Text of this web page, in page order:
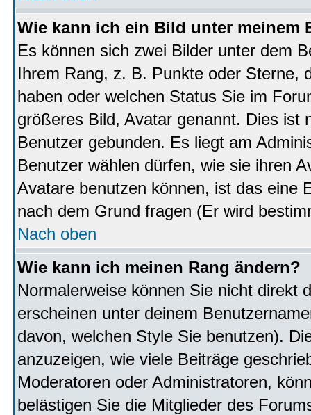
Wie kann ich ein Bild unter meinem
Es können sich zwei Bilder unter dem
Ihrem Rang, z. B. Punkte oder Sterne,
haben oder welchen Status Sie im
größeres Bild, Avatar genannt. Dies ist
Benutzer gebunden. Es liegt am
Benutzer wählen dürfen, wie sie ihren
Avatare benutzen können, ist das eine
nach dem Grund fragen (Er wird
Nach oben
Wie kann ich meinen Rang ändern?
Normalerweise können Sie nicht direkt
erscheinen unter deinem
davon, welchen Style Sie benutzen).
anzuzeigen, wie viele Beiträge
Moderatoren oder Administratoren,
belästigen Sie die Mitglieder des